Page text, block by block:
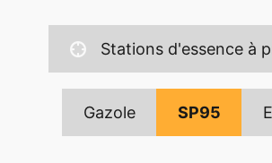
Stations d'essence à
Gazole SP95